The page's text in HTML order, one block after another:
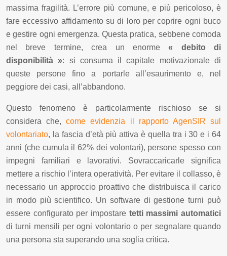
massima fragilità. L’errore più comune, e più pericoloso, è
fare eccessivo affidamento su di loro per coprire ogni buco
e gestire ogni emergenza. Questa pratica, sebbene comoda
nel breve termine, crea un enorme« debito di
disponibilità »: si consuma il capitale motivazionale di
queste persone fino a portarle all’esaurimento e, nel
peggiore dei casi, all’abbandono.
Questo fenomeno è particolarmente rischioso se si
considera che,come evidenzia il rapporto AgenSIR sul
volontariato, la fascia d’età più attiva è quella tra i 30 e i 64
anni (che cumula il 62% dei volontari), persone spesso con
impegni familiari e lavorativi. Sovraccaricarle significa
mettere a rischio l’intera operatività. Per evitare il collasso, è
necessario un approccio proattivo che distribuisca il carico
in modo più scientifico. Un software di gestione turni può
essere configurato per impostare tetti massimi automatici
di turni mensili per ogni volontario o per segnalare quando
una persona sta superando una soglia critica.